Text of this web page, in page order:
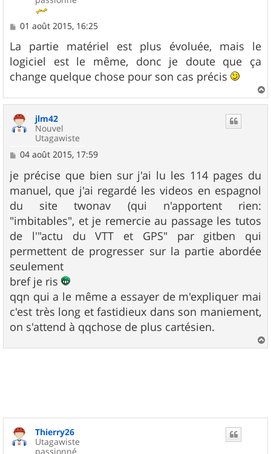
M
s
s
a
g
e
01 août 2015, 16:25
La partie matériel est plus évoluée, mais le
logiciel est le même, donc je doute que ça
change quelque chose pour son cas précis
a
jlm42
Nouvel
Utagawiste
M
s
s
a
g
e
04 août 2015, 17:59
je précise que bien sur j'ai lu les 114 pages du
manuel, que j'ai regardé les videos en espagnol
du site twonav (qui n'apportent rien:
"imbitables", et je remercie au passage les tutos
de l'"actu du VTT et GPS" par gitben qui
permettent de progresser sur la partie abordée
seulement
bref je ris
qqn qui a le même a essayer de m'expliquer mai
c'est très long et fastidieux dans son maniement,
on s'attend à qqchose de plus cartésien.
a
Thierry26
Utagawiste
passionné